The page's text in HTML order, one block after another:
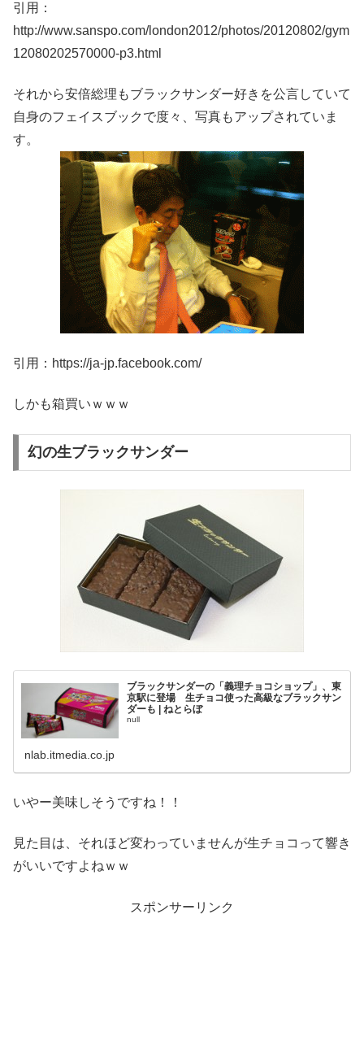
引用：
http://www.sanspo.com/london2012/photos/20120802/gym
12080202570000-p3.html
それから安倍総理もブラックサンダー好きを公言していて
自身のフェイスブックで度々、写真もアップされていま
す。
引用：https://ja-jp.facebook.com/
しかも箱買いｗｗｗ
幻の生ブラックサンダー
ブラックサンダーの「義理チョコショップ」、東
京駅に登場 生チョコ使った高級なブラックサン
ダーも | ねとらぼ
null
nlab.itmedia.co.jp
いやー美味しそうですね！！
見た目は、それほど変わっていませんが生チョコって響き
がいいですよねｗｗ
スポンサーリンク